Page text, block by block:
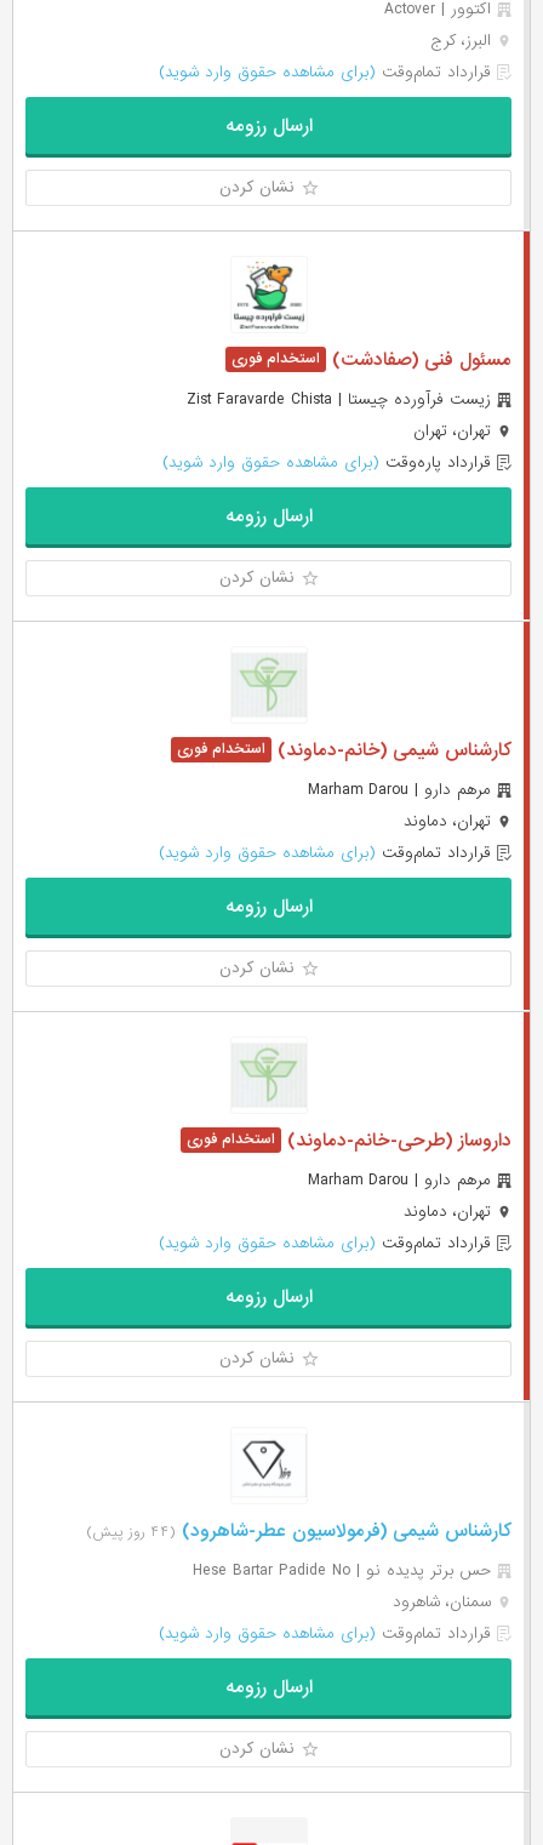
اکتوور | Actover
البرز، کرج
قرارداد تمام‌وقت (برای مشاهده حقوق وارد شوید)
ارسال رزومه
نشان کردن
مسئول فنی (صفادشت)
زیست فرآورده چیستا | Zist Faravarde Chista
تهران، تهران
قرارداد پاره‌وقت (برای مشاهده حقوق وارد شوید)
ارسال رزومه
نشان کردن
کارشناس شیمی (خانم-دماوند)
مرهم دارو | Marham Darou
تهران، دماوند
قرارداد تمام‌وقت (برای مشاهده حقوق وارد شوید)
ارسال رزومه
نشان کردن
داروساز (طرحی-خانم-دماوند)
مرهم دارو | Marham Darou
تهران، دماوند
قرارداد تمام‌وقت (برای مشاهده حقوق وارد شوید)
ارسال رزومه
نشان کردن
کارشناس شیمی (فرمولاسیون عطر-شاهرود) (۴۴ روز پیش)
حس برتر پدیده نو | Hese Bartar Padide No
سمنان، شاهرود
قرارداد تمام‌وقت (برای مشاهده حقوق وارد شوید)
ارسال رزومه
نشان کردن